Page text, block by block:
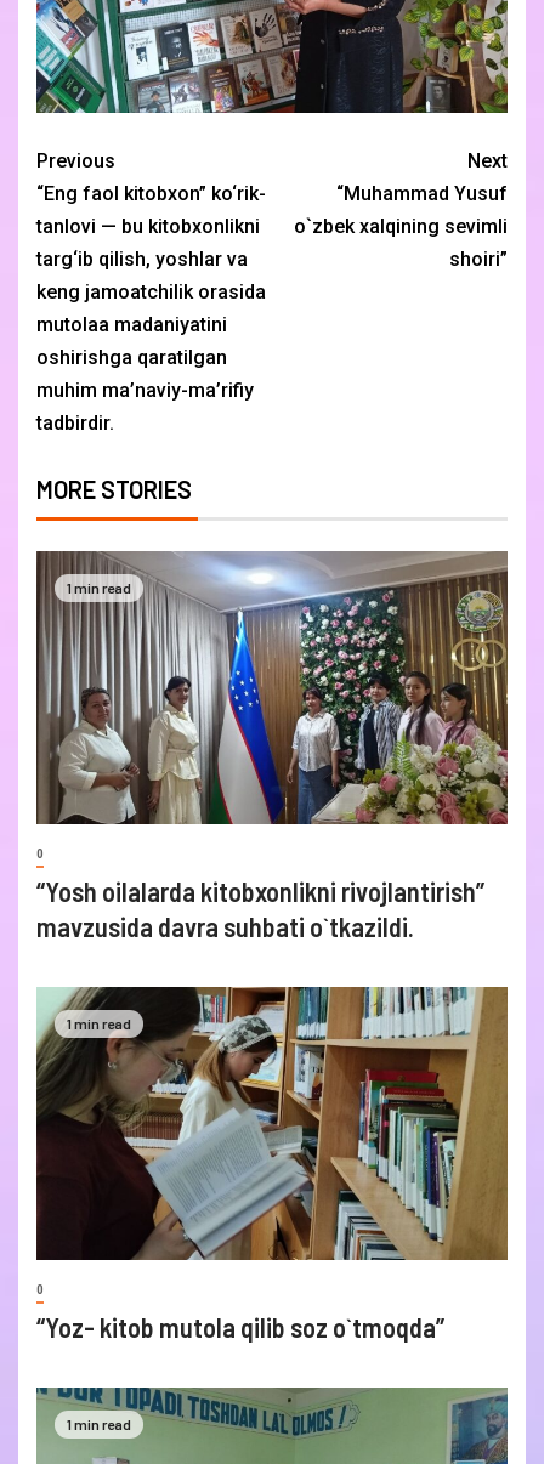
Previous
“Eng faol kitobxon” ko‘rik-
tanlovi — bu kitobxonlikni
targ‘ib qilish, yoshlar va
keng jamoatchilik orasida
mutolaa madaniyatini
oshirishga qaratilgan
muhim ma’naviy-ma’rifiy
tadbirdir.
Next
“Muhammad Yusuf
o`zbek xalqining sevimli
shoiri”
MORE STORIES
1 min read
0
“Yosh oilalarda kitobxonlikni rivojlantirish”
mavzusida davra suhbati o`tkazildi.
1 min read
0
“Yoz- kitob mutola qilib soz o`tmoqda”
1 min read